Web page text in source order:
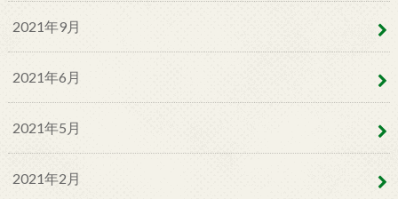
2021年9月
2021年6月
2021年5月
2021年2月